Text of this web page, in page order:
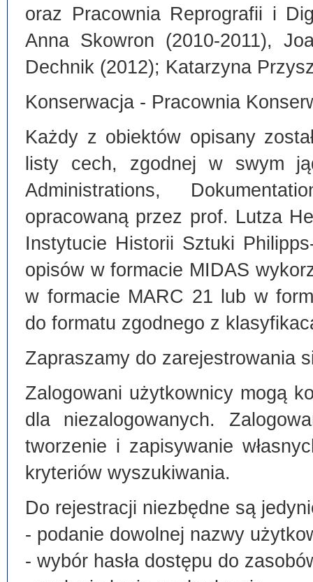
oraz Pracownia Reprografii i
Anna Skowron (2010-2011),
Dechnik (2012); Katarzyna
Konserwacja - Pracownia
Każdy z obiektów opisany
listy cech, zgodnej w swym
Administrations,
opracowaną przez prof. Lutza
Instytucie Historii Sztuki
opisów w formacie MIDAS
w formacie MARC 21 lub w
do formatu zgodnego z
Zapraszamy do zarejestrowania
Zalogowani użytkownicy mogą
dla niezalogowanych.
tworzenie i zapisywanie
kryteriów wyszukiwania.
Do rejestracji niezbędne są
- podanie dowolnej nazwy
- wybór hasła dostępu do